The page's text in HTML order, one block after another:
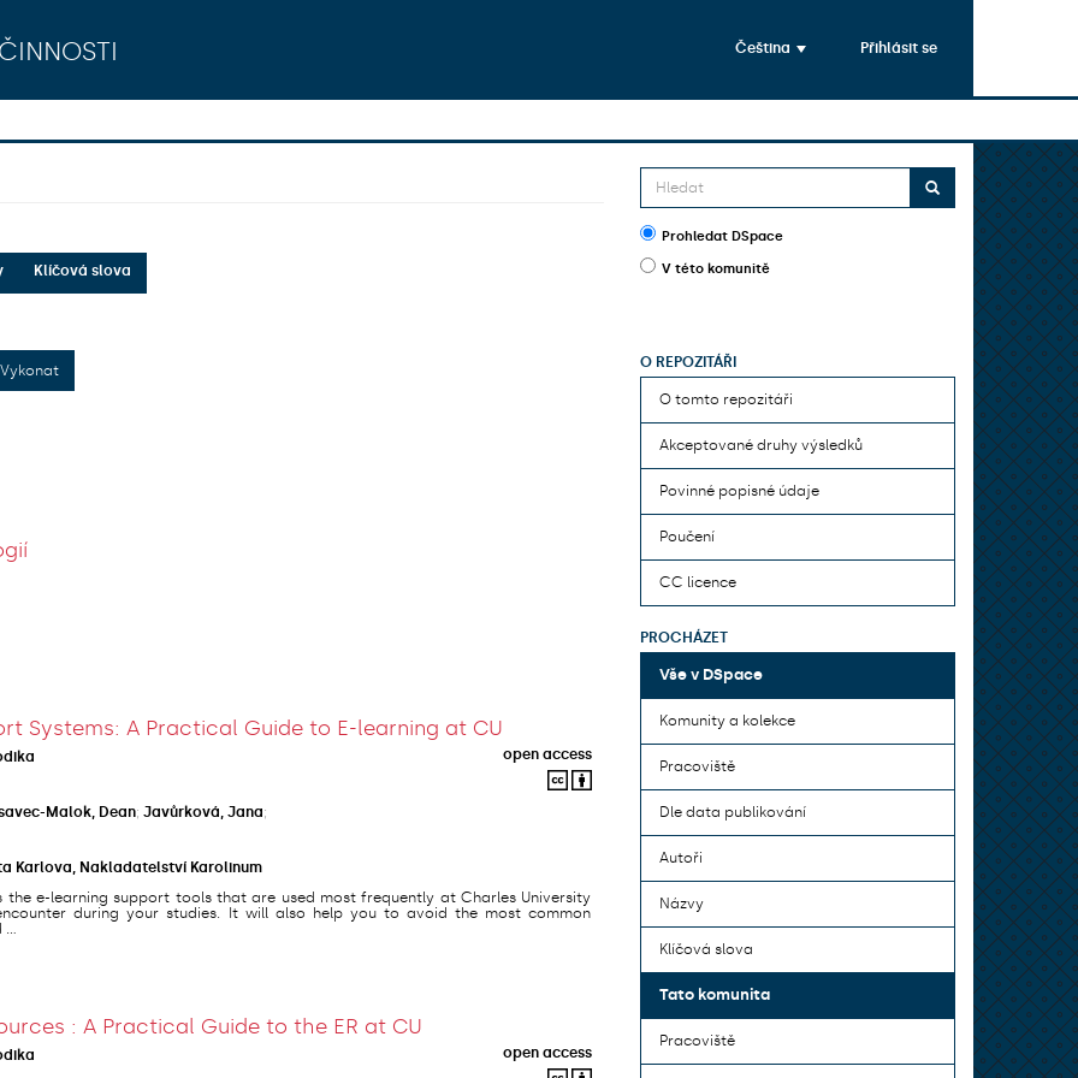
Čeština Přihlásit se
Klíčová slova
Vykonat
Systems: A Practical Guide to E-learning at CU
open access
Malok, Dean; Javůrková, Jana;
Karlova, Nakladatelství Karolinum
the e-learning support tools that are used most frequently at Charles University
during your studies. It will also help you to avoid the most common
: A Practical Guide to the ER at CU
open access
Prohledat DSpace
V této komunitě
O REPOZITÁŘI
O tomto repozitáři
Akceptované druhy výsledků
Povinné popisné údaje
Poučení
CC licence
PROCHÁZET
Vše v DSpace
Komunity a kolekce
Pracoviště
Dle data publikování
Autoři
Názvy
Klíčová slova
Tato komunita
Pracoviště